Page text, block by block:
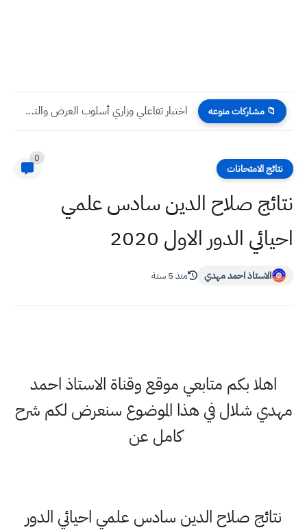
📁 مشاركات منوعه اختبار تفاعلي وزاري أسلوب العرض والتحضيض "1" الدكتور حامد حاجي...
نتائج الامتحانات
0
نتائج صلاح الدين سادس علمي
احيائي الدور الاول 2020
الاستاذ احمد مهدي منذ 5 سنة
اهلا بكم متابعي موقع وقناة الاستاذ احمد
مهدي شلال في هذا الموضوع سنعرض لكم شرح
كامل عن
نتائج صلاح الدين سادس علمي احيائي الدور